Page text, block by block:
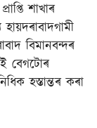
শাখাৰ
বিমানবন্দৰ
বেগটোৰ
হস্তান্তৰ কৰা